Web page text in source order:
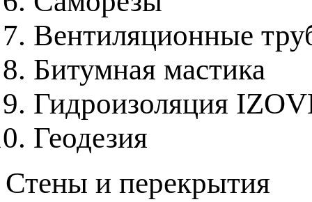
Вентиляционные
Битумная мастика
Гидроизоляция
Геодезия
Стены и перекрытия